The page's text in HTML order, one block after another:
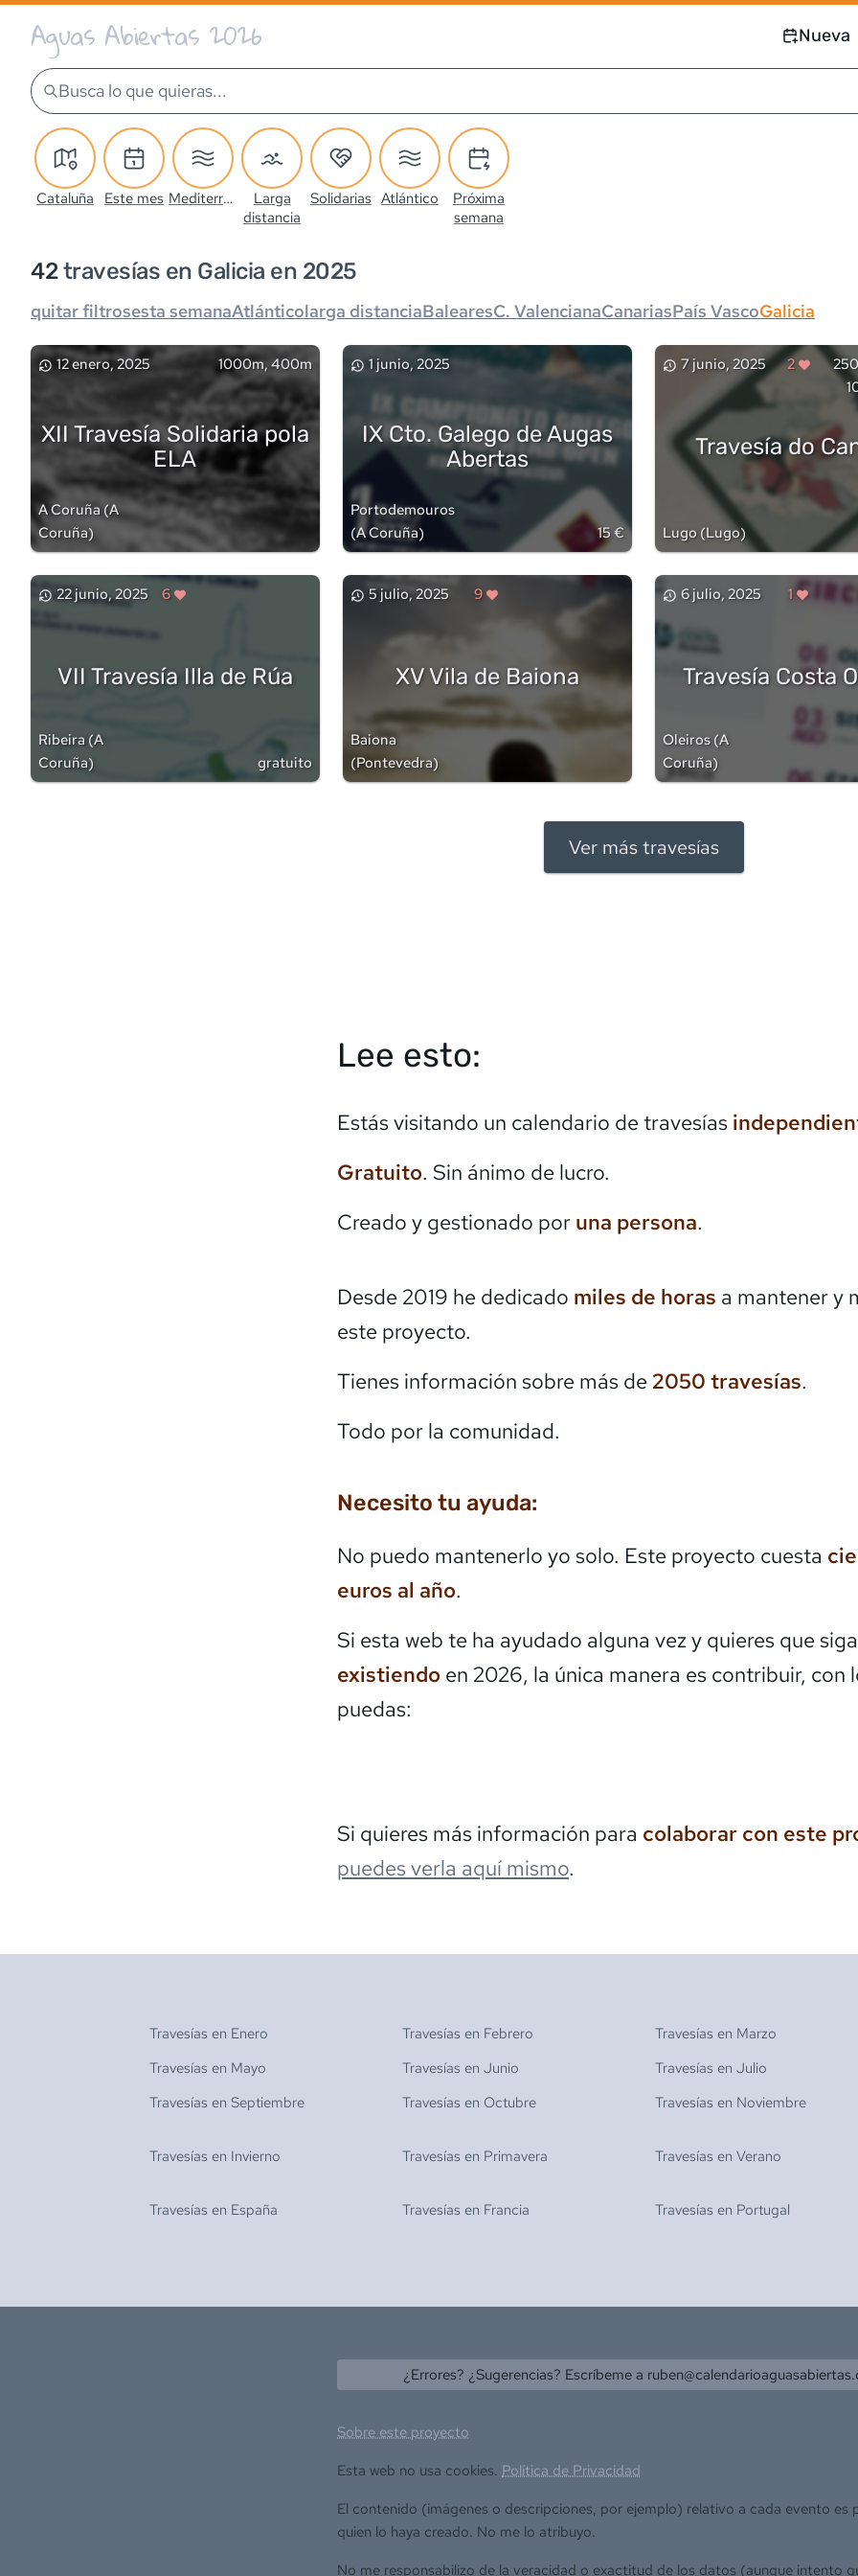
Aguas Abiertas 2026 Nueva
Busca lo que quieras...
Cataluña Este mes Mediterráneo
Larga
distancia
Solidarias Atlántico
Próxima
semana
42travesías en Galicia en 2025
quitar filtrosesta semanaAtlánticolarga distanciaBalearesC. ValencianaCanariasPaís VascoGalicia
12 enero, 2025 1000m, 400m
XII Travesía Solidaria pola
ELA
A Coruña (A
Coruña)
1 junio, 2025
IX Cto. Galego de Augas
Abertas
Portodemouros
(A Coruña) 15 €
7 junio, 2025 2
Travesía do
Lugo (Lugo)
22 junio, 2025 6
VII Travesía Illa de Rúa
Ribeira (A
Coruña) gratuito
5 julio, 2025 9
XV Vila de Baiona
Baiona
(Pontevedra)
6 julio, 2025 1
Travesía Costa
Oleiros (A
Coruña)
Ver más travesías
Lee esto:
Estás visitando un calendario de travesías
Gratuito. Sin ánimo de lucro.
Creado y gestionado por una persona.
Desde 2019 he dedicado miles de horas a mantener y
este proyecto.
Tienes información sobre más de 2050 travesías.
Todo por la comunidad.
Necesito tu ayuda:
No puedo mantenerlo yo solo. Este proyecto cuesta
euros al año.
Si esta web te ha ayudado alguna vez y quieres que siga
existiendo en 2026, la única manera es contribuir, con
puedas:
Si quieres más información para colaborar con este
puedes verla aquí mismo.
Travesías en Enero Travesías en Febrero Travesías en Marzo
Travesías en Mayo Travesías en Junio Travesías en Julio
Travesías en Septiembre Travesías en Octubre Travesías en Noviembre
Travesías en Invierno Travesías en Primavera Travesías en Verano
Travesías en España Travesías en Francia Travesías en Portugal
¿Errores? ¿Sugerencias? Escríbeme a
Sobre este proyecto
Esta web no usa cookies. Política de Privacidad
El contenido (imágenes o descripciones, por ejemplo) relativo a cada evento es
quien lo haya creado. No me lo atribuyo.
No me responsabilizo de la veracidad o exactitud de los datos (aunque intento